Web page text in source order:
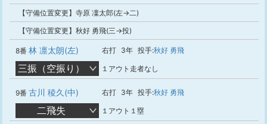
【守備位置変更】寺原 凜太郎(左→二)
【守備位置変更】秋好 勇飛(三→投)
8番 林 凛太朗(左) 右打 3年 投手:秋好 勇飛
三振（空振り） １アウト走者なし
9番 古川 稜久(中) 右打 3年 投手:秋好 勇飛
二飛失 １アウト１塁